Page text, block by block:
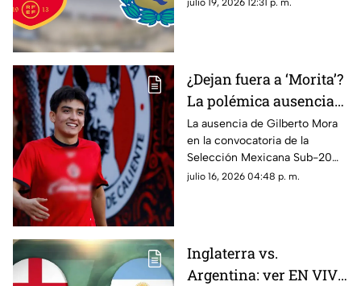
julio 19, 2026 12:31 p. m.
¿Dejan fuera a ‘Morita’?
La polémica ausencia
de Gilberto Mora en la
Selección Mexicana
La ausencia de Gilberto Mora
en la convocatoria de la
Selección Mexicana Sub-20
sorprendió a la afición y desató
julio 16, 2026 04:48 p. m.
Inglaterra vs.
Argentina: ver EN VIVO